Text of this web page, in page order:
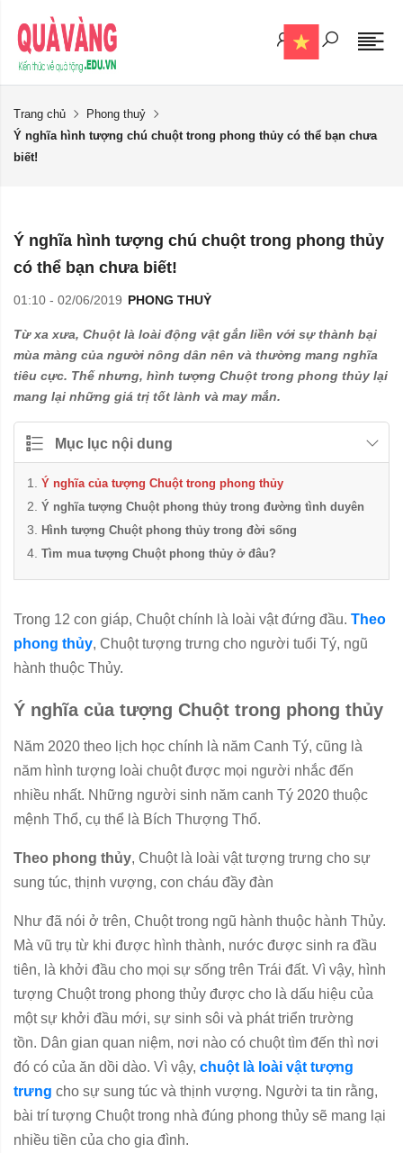
Trang chủ
Phong thuỷ
Ý nghĩa hình tượng chú chuột trong phong thủy có thể bạn chưa
biết!
Ý nghĩa hình tượng chú chuột trong phong thủy
có thể bạn chưa biết!
01:10 - 02/06/2019 PHONG THUỶ
Từ xa xưa, Chuột là loài động vật gắn liền với sự thành bại
mùa màng của người nông dân nên và thường mang nghĩa
tiêu cực. Thế nhưng, hình tượng Chuột trong phong thủy lại
mang lại những giá trị tốt lành và may mắn.
Mục lục nội dung
Ý nghĩa của tượng Chuột trong phong thủy
Ý nghĩa tượng Chuột phong thủy trong đường tình duyên
Hình tượng Chuột phong thủy trong đời sống
Tìm mua tượng Chuột phong thủy ở đâu?
Trong 12 con giáp, Chuột chính là loài vật đứng đầu. Theo
phong thủy, Chuột tượng trưng cho người tuổi Tý, ngũ
hành thuộc Thủy.
Ý nghĩa của tượng Chuột trong phong thủy
Năm 2020 theo lịch học chính là năm Canh Tý, cũng là
năm hình tượng loài chuột được mọi người nhắc đến
nhiều nhất. Những người sinh năm canh Tý 2020 thuộc
mệnh Thổ, cụ thể là Bích Thượng Thổ.
Theo phong thủy, Chuột là loài vật tượng trưng cho sự
sung túc, thịnh vượng, con cháu đầy đàn
Như đã nói ở trên, Chuột trong ngũ hành thuộc hành Thủy.
Mà vũ trụ từ khi được hình thành, nước được sinh ra đầu
tiên, là khởi đầu cho mọi sự sống trên Trái đất. Vì vậy, hình
tượng Chuột trong phong thủy được cho là dấu hiệu của
một sự khởi đầu mới, sự sinh sôi và phát triển trường
tồn. Dân gian quan niệm, nơi nào có chuột tìm đến thì nơi
đó có của ăn dồi dào. Vì vậy, chuột là loài vật tượng
trưng cho sự sung túc và thịnh vượng. Người ta tin rằng,
bài trí tượng Chuột trong nhà đúng phong thủy sẽ mang lại
nhiều tiền của cho gia đình.